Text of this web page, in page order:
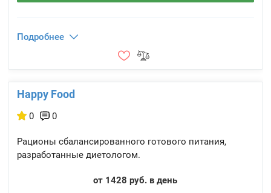
Подробнее
Happy Food
0 0
Рационы сбалансированного готового питания,
разработанные диетологом.
от 1428 руб. в день